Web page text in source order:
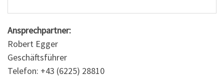
Ansprechpartner:
Robert Egger
Geschäftsführer
Telefon: +43 (6225) 28810